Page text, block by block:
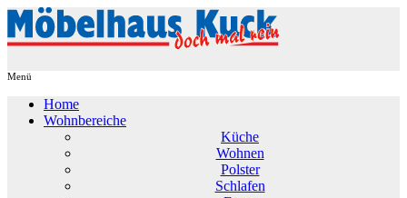
Home
Wohnbereiche
Küche
Wohnen
Polster
Schlafen